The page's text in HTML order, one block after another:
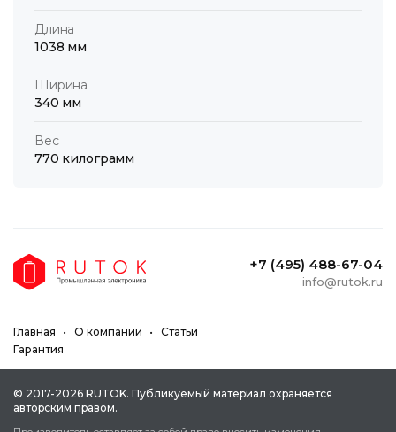
Длина
1038 мм
Ширина
340 мм
Вес
770 килограмм
+7 (495) 488-67-04
info@rutok.ru
Главная О компании
Статьи
Гарантия
© 2017-2026 RUTOK. Публикуeмый мaтepиaл oxpaняeтcя
aвтopcким пpaвoм.